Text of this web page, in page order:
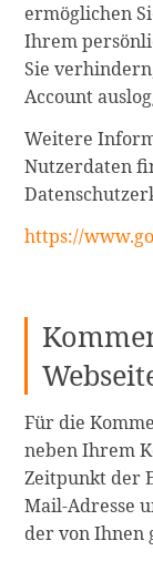
ermöglichen
Ihrem
Sie
Account
Weitere
Nutzerdaten
https://
Für die
neben Ihrem
Zeitpunkt der
Mail-Adresse
der von Ihnen